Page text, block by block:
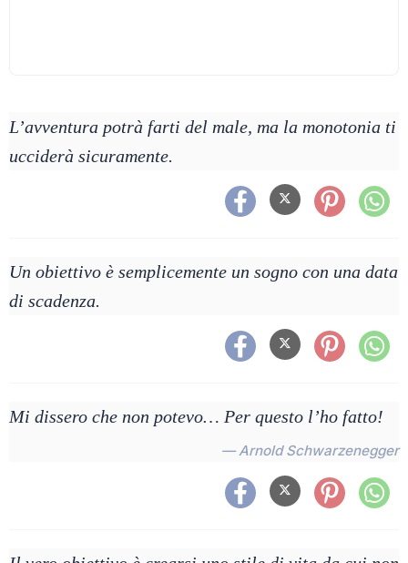
L’avventura potrà farti del male, ma la monotonia ti
ucciderà sicuramente.
Un obiettivo è semplicemente un sogno con una data
di scadenza.
Mi dissero che non potevo… Per questo l’ho fatto!
— Arnold Schwarzenegger